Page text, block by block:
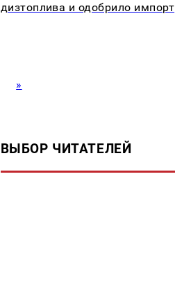
дизтоплива и одобрило импорт
»
ВЫБОР ЧИТАТЕЛЕЙ